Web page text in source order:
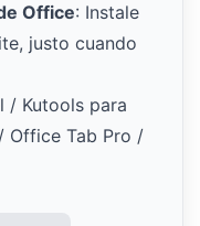
Office: Instale
justo cuando
/ Kutools para
Office Tab Pro /